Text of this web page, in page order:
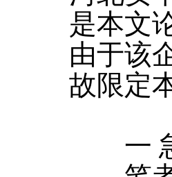
是本文
由于该
故限定
一 急